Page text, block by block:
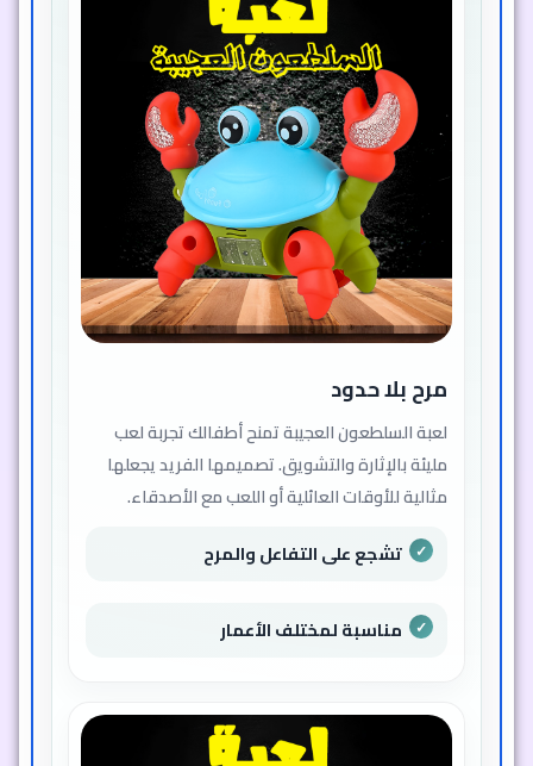
مرح بلا حدود
لعبة السلطعون العجيبة تمنح أطفالك تجربة لعب
مليئة بالإثارة والتشويق. تصميمها الفريد يجعلها
مثالية للأوقات العائلية أو اللعب مع الأصدقاء.
تشجع على التفاعل والمرح
مناسبة لمختلف الأعمار